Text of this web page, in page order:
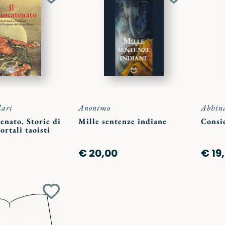
Storie di
taoisti
Anonimo
Mille sentenze indiane
€ 20,00 €
Aggiungi
preferiti